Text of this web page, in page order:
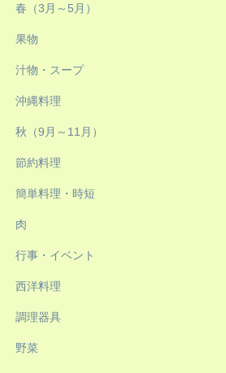
春（3月～5月）
果物
汁物・スープ
沖縄料理
秋（9月～11月）
節約料理
簡単料理・時短
肉
行事・イベント
西洋料理
調理器具
野菜